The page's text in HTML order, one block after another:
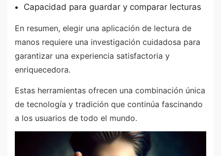
Capacidad para guardar y comparar lecturas
En resumen, elegir una aplicación de lectura de
manos requiere una investigación cuidadosa para
garantizar una experiencia satisfactoria y
enriquecedora.
Estas herramientas ofrecen una combinación única
de tecnología y tradición que continúa fascinando
a los usuarios de todo el mundo.